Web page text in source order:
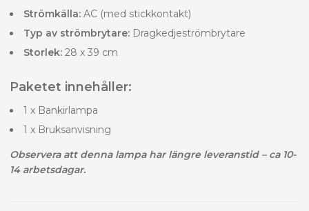
Strömkälla: AC (med stickkontakt)
Typ av strömbrytare: Dragkedjeströmbrytare
Storlek: 28 x 39 cm
Paketet innehåller:
1 x Bankirlampa
1 x Bruksanvisning
Observera att denna lampa har längre leveranstid – ca 10-
14 arbetsdagar.